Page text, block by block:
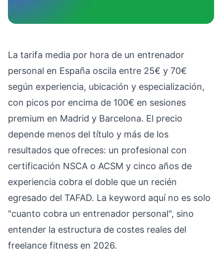
La tarifa media por hora de un entrenador
personal en España oscila entre 25€ y 70€
según experiencia, ubicación y especialización,
con picos por encima de 100€ en sesiones
premium en Madrid y Barcelona. El precio
depende menos del título y más de los
resultados que ofreces: un profesional con
certificación NSCA o ACSM y cinco años de
experiencia cobra el doble que un recién
egresado del TAFAD. La keyword aquí no es solo
"cuanto cobra un entrenador personal", sino
entender la estructura de costes reales del
freelance fitness en 2026.